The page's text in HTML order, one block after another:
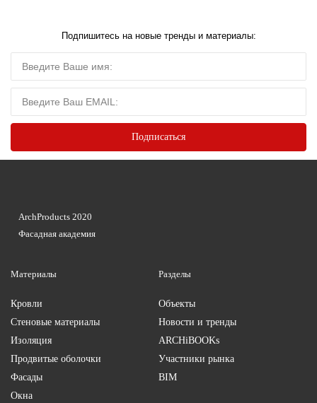
Подпишитесь на новые тренды и материалы:
Материалы
Кровли
Стеновые материалы
Изоляция
Продвитые оболочки
Фасады
Окна
Разделы
Объекты
Новости и тренды
ARCHiBOOKs
Участники рынка
BIM
ArchProducts 2020
Фасадная академия